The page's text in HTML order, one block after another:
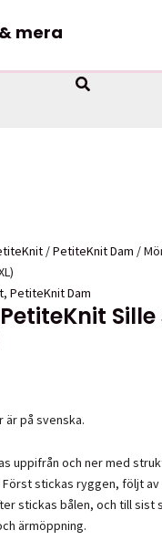
mera
Sök
/PetiteKnit Dam /
, PetiteKnit Dam
på svenska.
uppifrån och ner med
stickas ryggen, följt av
stickas bålen, och till sist
ärmöppning.